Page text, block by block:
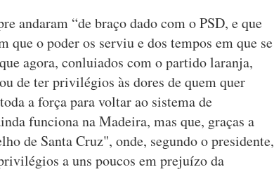
andaram “de braço dado com o PSD, e que
que o poder os serviu e dos tempos em que se
agora, conluiados com o partido laranja,
de ter privilégios às dores de quem quer
a força para voltar ao sistema de
funciona na Madeira, mas que, graças a
de Santa Cruz", onde, segundo o presidente,
a uns poucos em prejuízo da